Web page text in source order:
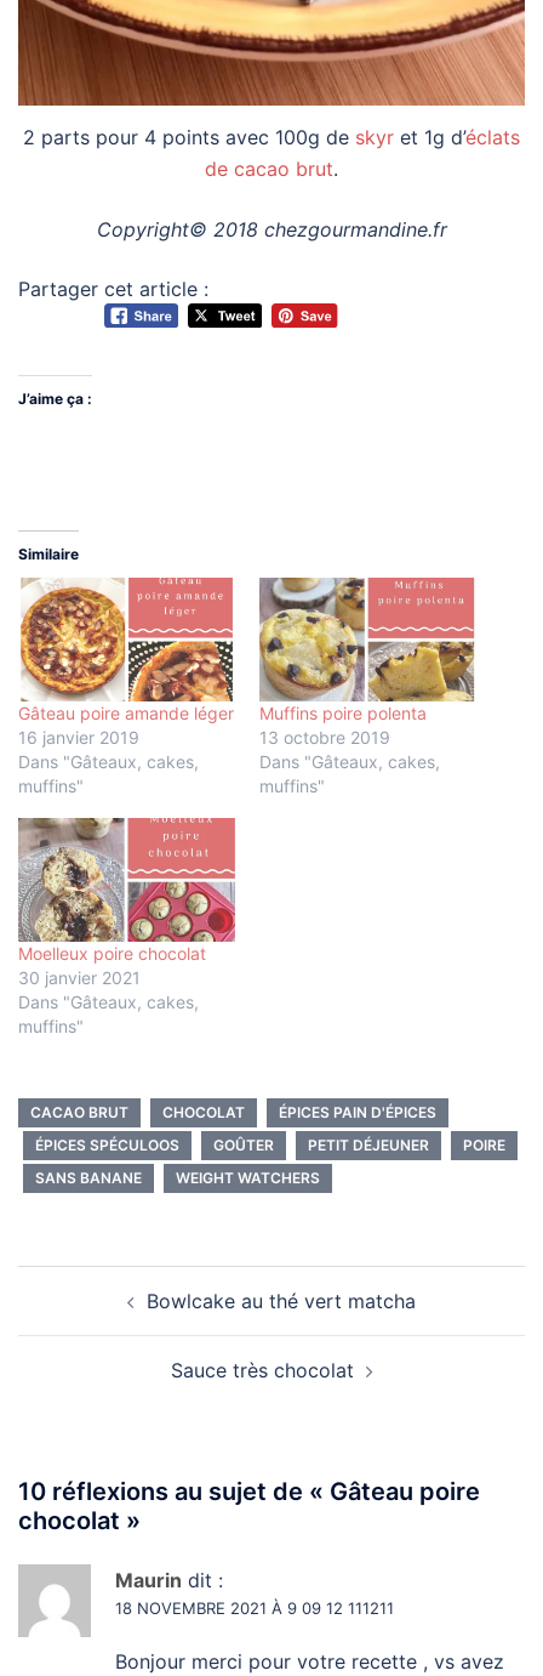
2 parts pour 4 points avec 100g de skyr et 1g d’éclats
de cacao brut.
Copyright© 2018 chezgourmandine.fr
Partager cet article :
J’aime ça :
Similaire
Gâteau poire amande léger
16 janvier 2019
Dans "Gâteaux, cakes,
muffins"
Muffins poire polenta
13 octobre 2019
Dans "Gâteaux, cakes,
muffins"
Moelleux poire chocolat
30 janvier 2021
Dans "Gâteaux, cakes,
muffins"
CACAO BRUT CHOCOLAT
ÉPICES PAIN D'ÉPICES
ÉPICES SPÉCULOOS
GOÛTER PETIT DÉJEUNER
POIRE
SANS BANANE
WEIGHT WATCHERS
d’article
Bowlcake au thé vert matcha
Sauce très chocolat
10 réflexions au sujet de « Gâteau poire
chocolat »
Maurin dit :
18 NOVEMBRE 2021 À 9 09 12 111211
Bonjour merci pour votre recette , vs avez